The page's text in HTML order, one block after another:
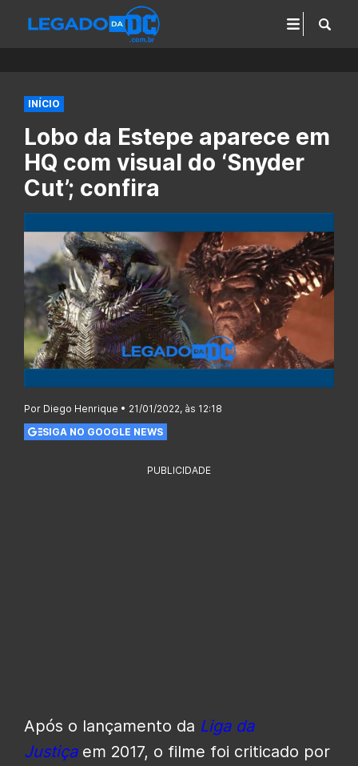
INÍCIO
Lobo da Estepe aparece em
HQ com visual do ‘Snyder
Cut’; confira
Por Diego Henrique • 21/01/2022, às 12:18
SIGA NO GOOGLE NEWS
PUBLICIDADE
Após o lançamento da Liga da
Justiçaem 2017, o filme foi criticado por